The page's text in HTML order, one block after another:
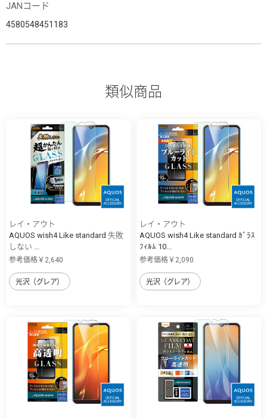
JANコード
4580548451183
類似商品
レイ・アウト
AQUOS wish4 Like standard 失敗
しない ...
参考価格￥2,640
光沢（グレア）
レイ・アウト
AQUOS wish4 Like standard ｶﾞﾗｽ
ﾌｨﾙﾑ 10...
参考価格￥2,090
光沢（グレア）